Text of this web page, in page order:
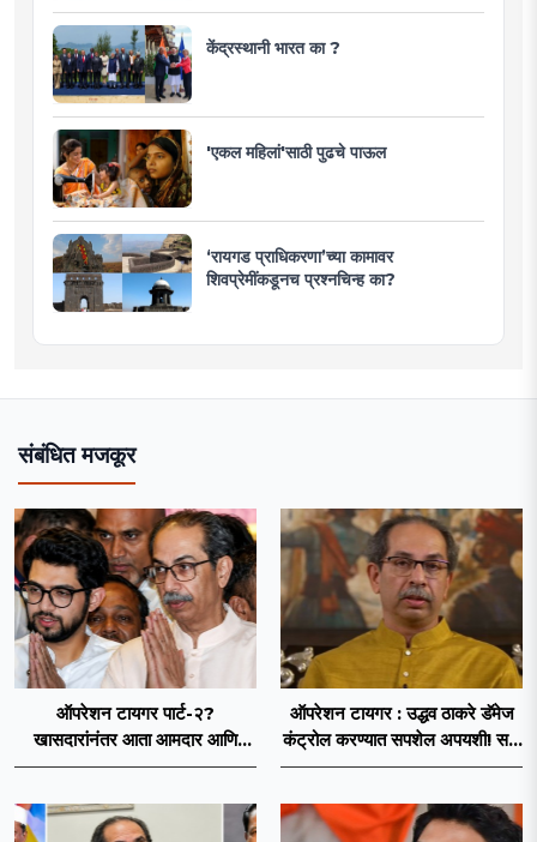
केंद्रस्थानी भारत का ?
'एकल महिलां'साठी पुढचे पाऊल
‘रायगड प्राधिकरणा’च्या कामावर
शिवप्रेमींकडूनच प्रश्नचिन्ह का?
संबंधित मजकूर
ऑपरेशन टायगर पार्ट-२?
खासदारांनंतर आता आमदार आणि
नगरसेवकही शिंदेंच्या वाटेवर?
ऑपरेशन टायगर : उद्धव ठाकरे डॅमेज
कंट्रोल करण्यात सपशेल अपयशी! सहा
खासदारांनंतर आमदारांसह नगरसेवकही